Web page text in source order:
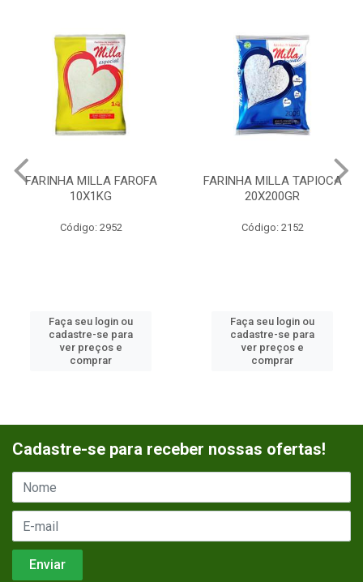
FARINHA MILLA FAROFA
10X1KG
Código: 2952
Faça seu login ou
cadastre-se para
ver preços e
comprar
FARINHA MILLA TAPIOCA
20X200GR
Código: 2152
Faça seu login ou
cadastre-se para
ver preços e
comprar
Cadastre-se para receber nossas ofertas!